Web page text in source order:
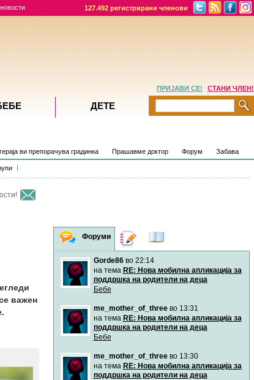
127.492 регистрирани членови
ви препорачува градинка Прашавме доктор Форум Забава
важен
Форуми Дневници
Gorde86во 22:14
на тема RE: Нова мобилна апликација за
поддршка на родители на деца
Бебе
me_mother_of_threeво 13:31
на тема RE: Нова мобилна апликација за
поддршка на родители на деца
Бебе
me_mother_of_threeво 13:30
на тема RE: Нова мобилна апликација за
поддршка на родители на деца
ПРИЈАВИ СЕ! СТАНИ ЧЛЕН!
ДЕТЕ